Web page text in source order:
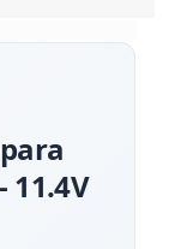
11.4V